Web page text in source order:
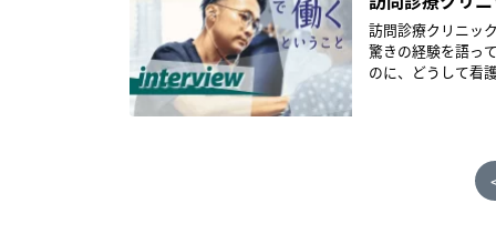
成感を得られるようにしているんです。 ─「レ
ですが、なぜレベル1の教
15～18％と、病院
応する力が求めら
な教育システムとし
教育体制として
修も当然重要視
を聞いて誰が訪問看護をやる
も認定看護師も増
にはネガティブな
だ！」と、すっか
でも積極的に行
「体制がないなら作
とうございます
ト】vol.1 BCP策
える～ ＞＞
受け入れてほしい、ということですね。 そうで
ているのはまさに
自分やダメな自分も
験をすることもあ
裕を持つことが
に対しても気持
盤の位置確認 図3：起き上がりの練習動作 夜眠れなくて眠剤を使っている利用者さんに、できるだけリ
ラックスして穏や
ろ、しっかり継続
ていただいたり、
てまちまちです
のほうが積極的
トラインに立てました！ ―ZEN PLACEに転職しようと思ったのも、やはりピラテ
しょうか？ そうですね。どんどんピラティスへの興味が増して、「ピラティスを看護の仕事に活かせな
いかな」とインタ
そうですし、働き手
したが、改めて
して発散したい
何が必要なのでし
りました。 Aさん「教育担当者や所長だけでは受け入れる側の負担も大きくなってしまうため、スタッフ
全員で新卒を育てる気持ちが大切だと
が大切だと思いま
得のための体制
う」（Cさん）といった声も聞かれました。
護師に憧れを抱き
さん・訪問看護歴
者さんと向き合う
の人がその人らし
感じた壁は何でし
ん「一つひとつ
訪問診療クリニッ
驚きの経験を語っていただきました。 なぜ文系四大
のに、どうして看護師になったの
っと学校での成
にまず驚きまし
たかもしれません。 そしてみなさんそうだと思いますが、実習期間中は課題が多すぎて眠れな